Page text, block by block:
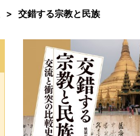
交錯する宗教と民族